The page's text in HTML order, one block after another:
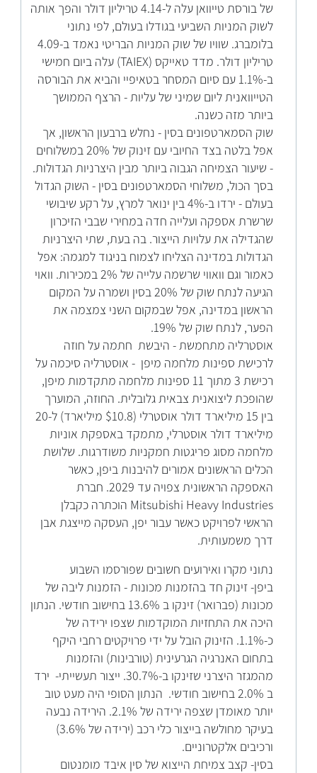
של בורסת טייוואן עלה ל-4.14 טריליון דולר והפך אותה
לשוק המניות השביעי בגודלו בעולם, לפי נתוני
בלומברג. שוויו של שוק המניות הבריטי נאמד ב-4.09
טריליון דולר. מדד טאייקס (TAIEX) עלה ביום חמישי
ב-1.1% עם סיום המסחר בטאיפיי והביא את הבורסה
הטייוואנית ליום שמיני של עליות - הרצף הממושך
ביותר מזה כשנה.
שוק הסמארטפונים בסין - נחלש ברבעון הראשון, אך
אפל בלטה בצד החיובי עם זינוק של 20% במשלוחים
- שיעור הצמיחה הגבוה ביותר מבין היצרניות הגדולות.
בסך הכול, משלוחי הסמארטפונים בסין - השוק הגדול
בעולם - ירדו ב-4% בין ינואר למרץ, על רקע שיבושי
שרשרת אספקה ועלייה חדה במחירי שבבי הזיכרון
שהגדילה את עלויות הייצור. בה בעת, שתי היצרניות
הגדולות במדינה הצליחו לצמוח בניגוד למגמה: אפל
כאמור וגם וואווי שרשמה עלייה של 2% במכירות. וואוי
הגיעה לנתח שוק של 20% בסין ושמרה על המקום
הראשון במדינה, אפל שבמקום השני צמצמה את
הפער, לנתח שוק של 19%.
אוסטרליה מתחמשת - היבשת חתמה על חוזה
לרכישת ספינות מלחמה מיפן - אוסטרליה סיכמה על
רכישת 3 מתוך 11 ספינות מלחמה מתקדמות מיפן,
שהופכת ליצואנית צבאית גלובלית. החוזה, המוערך
בין 15 מיליארד דולר אוסטרלי ($10.8 מיליארד) ל-20
מיליארד דולר אוסטרלי, מתמקד באספקת אוניות
מלחמה מסוג פריגטות חמקניות משודרגות. שלושת
הכלים הראשונים אמורים להיבנות ביפן, כאשר
האספקה הראשונית צפויה עד 2029. חברת
Mitsubishi Heavy Industries הוכתרה כקבלן
הראשי לפרויקט כאשר עבור יפן, העסקה מייצגת אבן
דרך משמעותית.
נתוני מקרו ואירועים חשובים שפורסמו השבוע
ביפן- זינוק חד בהזמנות מכונות - הזמנות ליבה של
מכונות (פברואר) זינקו ב 13.6% בחישוב חודשי. הנתון
היכה את התחזיות המוקדמות שצפו ירידה של
כ-1.1%. הזינוק הובל על ידי פרויקטים רחבי היקף
בתחום האנרגיה הגרעינית (טורבינות) והזמנות
מהמגזר היצרני שזינקו ב-30.7%. ייצור תעשייתי- ירד
ב 2.0% בחישוב חודשי. הנתון הסופי היה מעט טוב
יותר מאומדן שצפה ירידה של 2.1%. הירידה נבעה
בעיקר מחולשה בייצור כלי רכב (ירידה של 3.6%)
ורכיבים אלקטרוניים.
בסין- קצב צמיחת הייצוא של סין איבד מומנטום